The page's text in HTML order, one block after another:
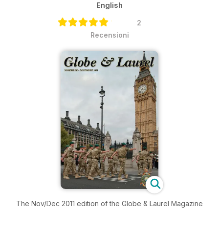
English
2
Recensioni
The Nov/Dec 2011 edition of the Globe & Laurel Magazine